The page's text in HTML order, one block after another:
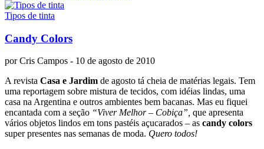
Tipos de tinta
Candy Colors
porCris Campos - 10 de agosto de 2010
A revista Casa e Jardim de agosto tá cheia de matérias legais. Tem
uma reportagem sobre mistura de tecidos, com idéias lindas, uma
casa na Argentina e outros ambientes bem bacanas. Mas eu fiquei
encantada com a seção “Viver Melhor – Cobiça”, que apresenta
vários objetos lindos em tons pastéis açucarados – as candy colors
super presentes nas semanas de moda. Quero todos!